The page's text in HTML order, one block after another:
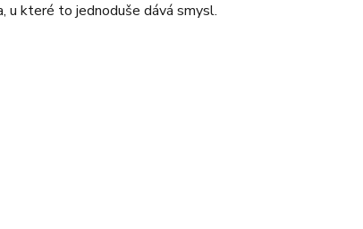
u které to jednoduše dává smysl.